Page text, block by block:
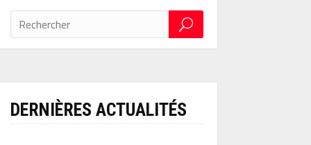
DERNIÈRES ACTUALITÉS